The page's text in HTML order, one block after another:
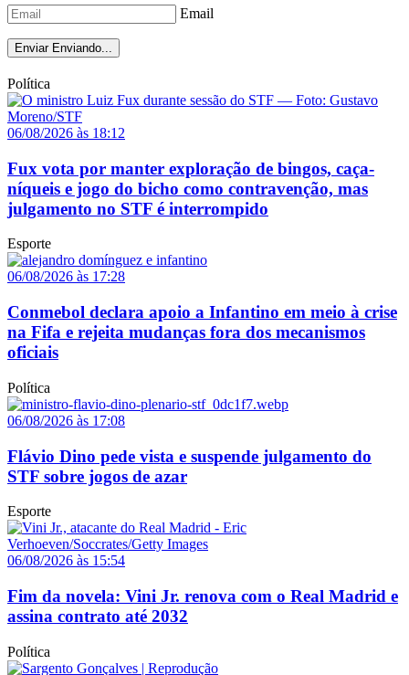
Email
Enviar Enviando...
Política
06/08/2026 às 18:12
Fux vota por manter exploração de bingos, caça-
níqueis e jogo do bicho como contravenção, mas
julgamento no STF é interrompido
Esporte
06/08/2026 às 17:28
Conmebol declara apoio a Infantino em meio à crise
na Fifa e rejeita mudanças fora dos mecanismos
oficiais
Política
06/08/2026 às 17:08
Flávio Dino pede vista e suspende julgamento do
STF sobre jogos de azar
Esporte
06/08/2026 às 15:54
Fim da novela: Vini Jr. renova com o Real Madrid e
assina contrato até 2032
Política